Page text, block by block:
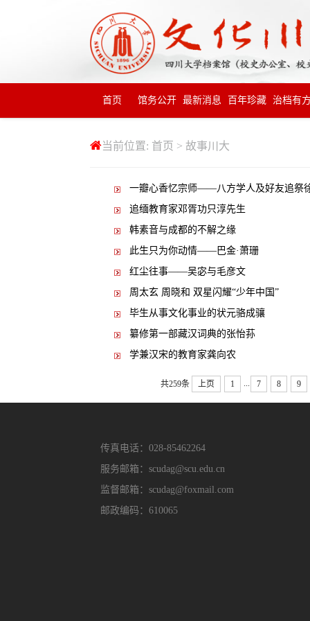
首页 馆务公开 最新消息 百年珍藏 治档有
当前位置: 首页 > 故事川大
一瓣心香忆宗师——八方学人及好友追祭
追缅教育家邓胥功只淳先生
韩素音与成都的不解之缘
此生只为你动情——巴金·萧珊
红尘往事——吴宓与毛彦文
周太玄 周晓和 双星闪耀“少年中国”
毕生从事文化事业的状元骆成骧
纂修第一部藏汉词典的张怡荪
学兼汉宋的教育家龚向农
共259条 上页 1 7 8 9
传真电话：028-85462264
服务邮箱：scudag@scu.edu.cn
监督邮箱：scudag@foxmail.com
邮政编码：610065